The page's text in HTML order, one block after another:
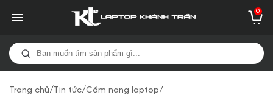
0
Trang chủ/Tin tức/Cẩm nang laptop/